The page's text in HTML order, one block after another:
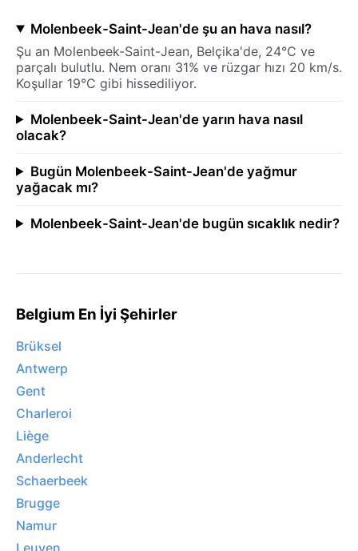
Molenbeek-Saint-Jean'de şu an hava nasıl?
Şu an Molenbeek-Saint-Jean, Belçika'de, 24°C ve
parçalı bulutlu. Nem oranı 31% ve rüzgar hızı 20 km/s.
Koşullar 19°C gibi hissediliyor.
Molenbeek-Saint-Jean'de yarın hava nasıl
olacak?
Bugün Molenbeek-Saint-Jean'de yağmur
yağacak mı?
Molenbeek-Saint-Jean'de bugün sıcaklık nedir?
Belgium En İyi Şehirler
Brüksel
Antwerp
Gent
Charleroi
Liège
Anderlecht
Schaerbeek
Brugge
Namur